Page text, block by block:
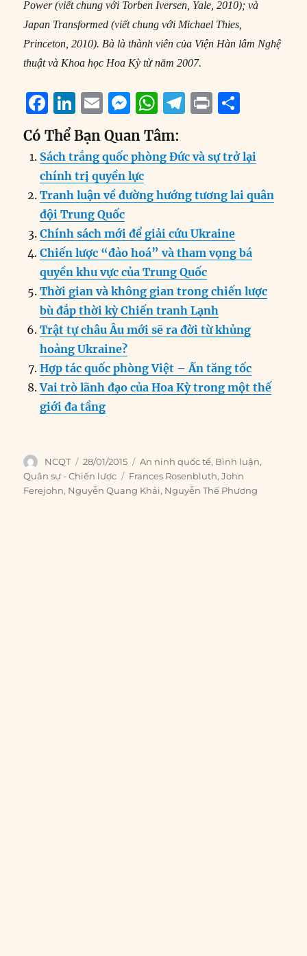
Power (viết chung với Torben Iversen, Yale, 2010); và
Japan Transformed (viết chung với Michael Thies,
Princeton, 2010). Bà là thành viên của Viện Hàn lâm Nghệ
thuật và Khoa học Hoa Kỳ từ năm 2007.
F
a
c
e
b
o
o
k
Li
n
k
e
d
I
n
E
m
ai
l
M
ss
e
n
er
W
h
at
s
A
p
T
g
r
m
P
n
t
a
re
Có Thể Bạn Quan Tâm:
Sách trắng quốc phòng Đức và sự trở lại
chính trị quyền lực
Tranh luận về đường hướng tương lai quân
đội Trung Quốc
Chính sách mới để giải cứu Ukraine
Chiến lược “đảo hoá” và tham vọng bá
quyền khu vực của Trung Quốc
Thời gian và không gian trong chiến lược
bù đắp thời kỳ Chiến tranh Lạnh
Trật tự châu Âu mới sẽ ra đời từ khủng
hoảng Ukraine?
Hợp tác quốc phòng Việt – Ấn tăng tốc
Vai trò lãnh đạo của Hoa Kỳ trong một thế
giới đa tầng
Author
NCQT
Posted
on
28/01/2015 Categories
An ninh quốc tế, Bình luận,
Quân sự - Chiến lược
Tags
Frances Rosenbluth,John
Ferejohn, Nguyễn Quang Khải, Nguyễn Thế Phương